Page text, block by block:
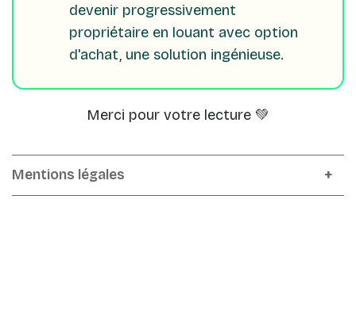
devenir progressivement
propriétaire en louant avec option
d'achat, une solution ingénieuse.
Merci pour votre lecture 💚
Mentions légales